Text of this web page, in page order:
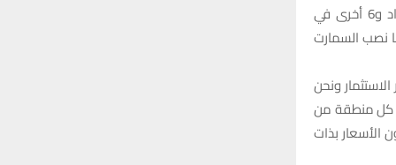
وأضاف، أن “الوزارة ستشرع بالعمل في 10 مناطق منتخبة كمرحلة أولى 4 منها في بغداد و6 أخرى في
نصب السمارت
ونحن
في كل منطقة من
وستكون الأسعار بذات